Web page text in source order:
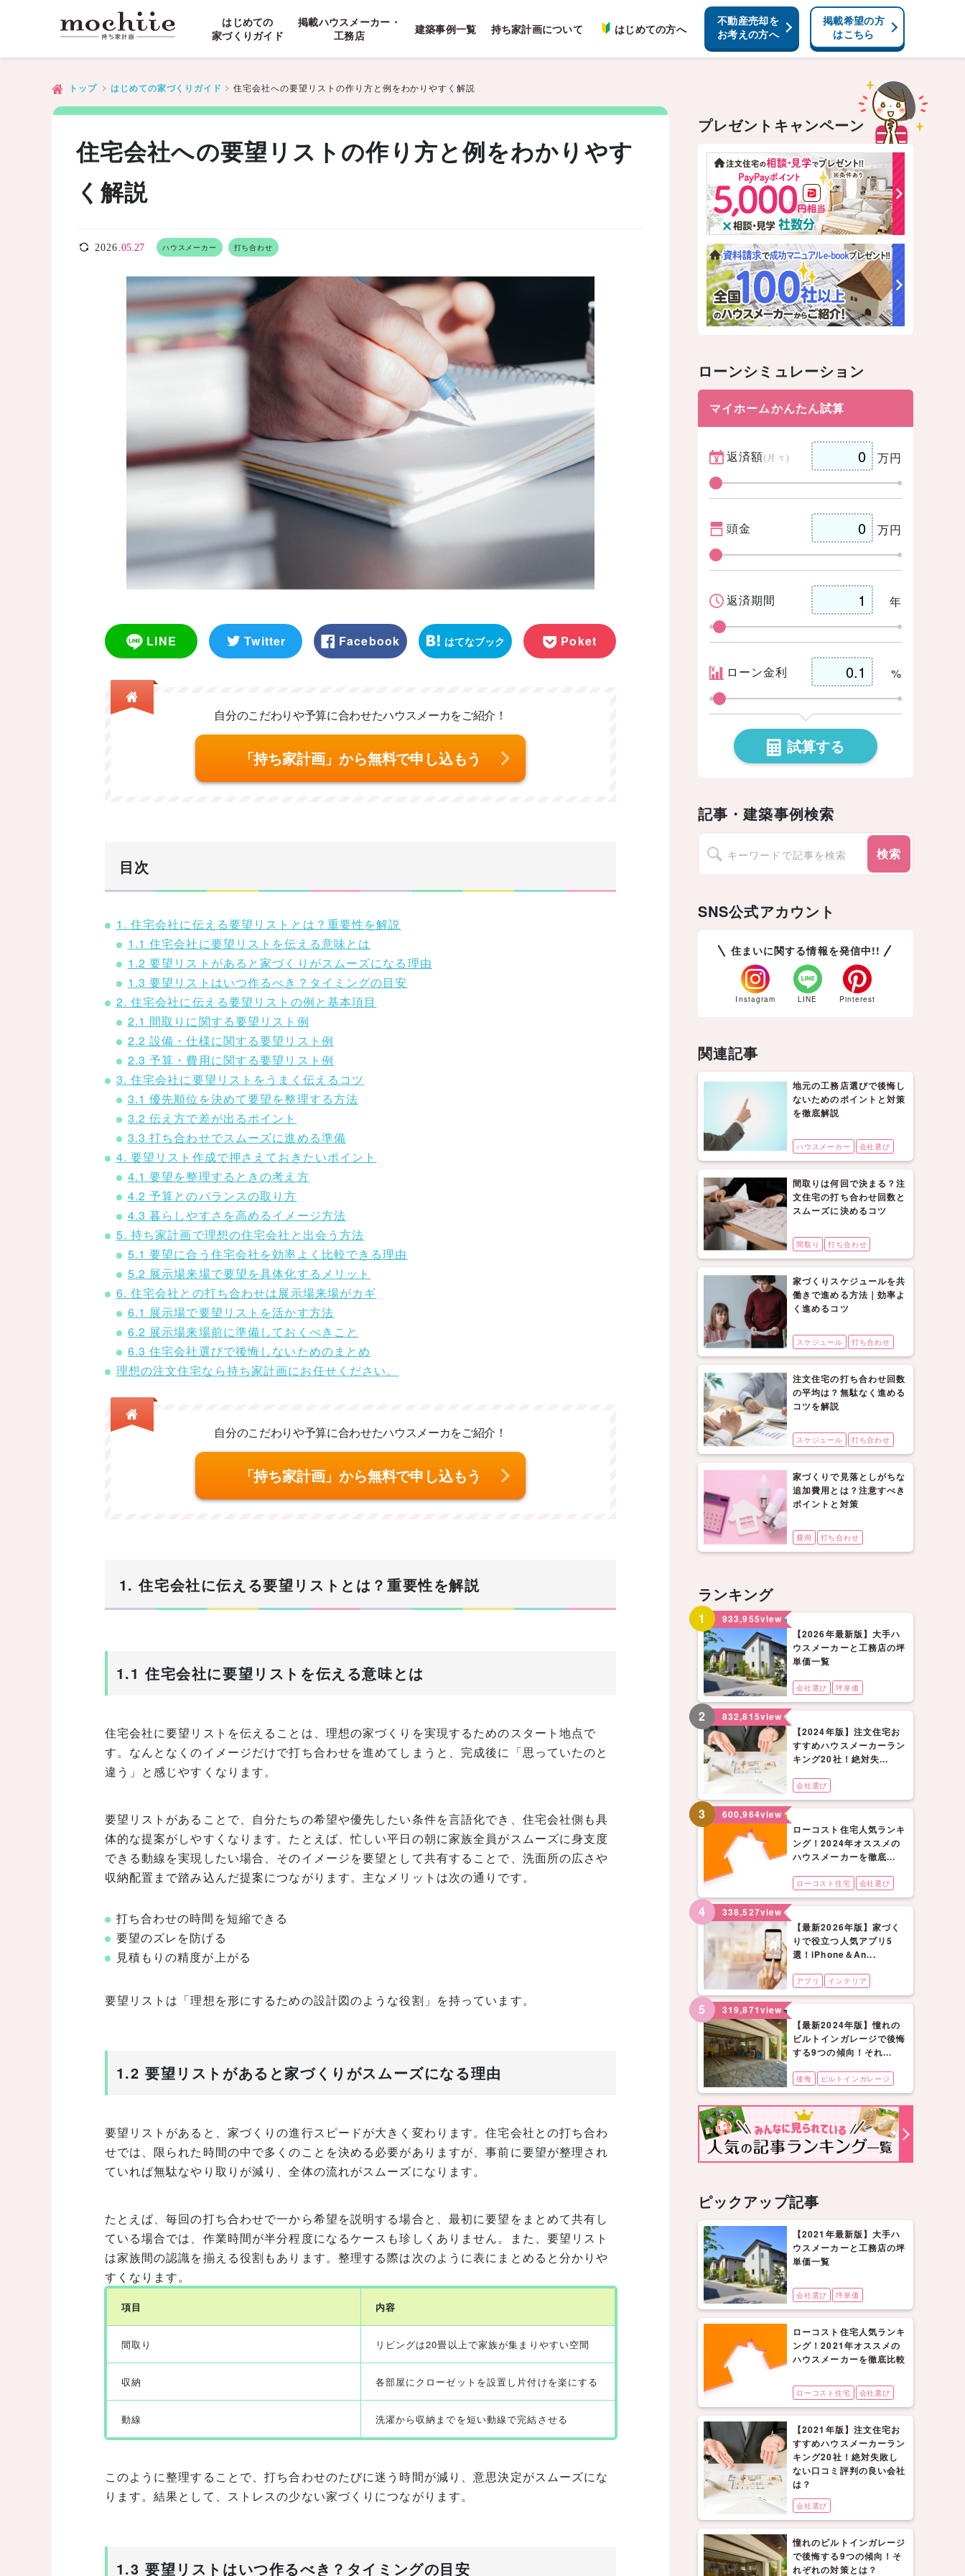
はじめての
家づくりガイド
掲載ハウスメーカー・
工務店
建築事例一覧 持ち家計画について はじめての方へ
不動産売却を
お考えの方へ
掲載希望の方
はこちら
トップ はじめての家づくりガイド 住宅会社への要望リストの作り方と例をわかりやすく解説
住宅会社への要望リストの作り方と例をわかりやす
く解説
2026.05.27 ハウスメーカー 打ち合わせ
LINE Twitter Facebook はてなブック Poket
自分のこだわりや予算に合わせたハウスメーカをご紹介！
「持ち家計画」から無料で申し込もう
目次
1. 住宅会社に伝える要望リストとは？重要性を解説
1.1 住宅会社に要望リストを伝える意味とは
1.2 要望リストがあると家づくりがスムーズになる理由
1.3 要望リストはいつ作るべき？タイミングの目安
2. 住宅会社に伝える要望リストの例と基本項目
2.1 間取りに関する要望リスト例
2.2 設備・仕様に関する要望リスト例
2.3 予算・費用に関する要望リスト例
3. 住宅会社に要望リストをうまく伝えるコツ
3.1 優先順位を決めて要望を整理する方法
3.2 伝え方で差が出るポイント
3.3 打ち合わせでスムーズに進める準備
4. 要望リスト作成で押さえておきたいポイント
4.1 要望を整理するときの考え方
4.2 予算とのバランスの取り方
4.3 暮らしやすさを高めるイメージ方法
5. 持ち家計画で理想の住宅会社と出会う方法
5.1 要望に合う住宅会社を効率よく比較できる理由
5.2 展示場来場で要望を具体化するメリット
6. 住宅会社との打ち合わせは展示場来場がカギ
6.1 展示場で要望リストを活かす方法
6.2 展示場来場前に準備しておくべきこと
6.3 住宅会社選びで後悔しないためのまとめ
理想の注文住宅なら持ち家計画にお任せください。
自分のこだわりや予算に合わせたハウスメーカをご紹介！
「持ち家計画」から無料で申し込もう
1. 住宅会社に伝える要望リストとは？重要性を解説
1.1 住宅会社に要望リストを伝える意味とは
住宅会社に要望リストを伝えることは、理想の家づくりを実現するためのスタート地点で
す。なんとなくのイメージだけで打ち合わせを進めてしまうと、完成後に「思っていたのと
違う」と感じやすくなります。
要望リストがあることで、自分たちの希望や優先したい条件を言語化でき、住宅会社側も具
体的な提案がしやすくなります。たとえば、忙しい平日の朝に家族全員がスムーズに身支度
できる動線を実現したい場合、そのイメージを要望として共有することで、洗面所の広さや
収納配置まで踏み込んだ提案につながります。主なメリットは次の通りです。
打ち合わせの時間を短縮できる
要望のズレを防げる
見積もりの精度が上がる
要望リストは「理想を形にするための設計図のような役割」を持っています。
1.2 要望リストがあると家づくりがスムーズになる理由
要望リストがあると、家づくりの進行スピードが大きく変わります。住宅会社との打ち合わ
せでは、限られた時間の中で多くのことを決める必要がありますが、事前に要望が整理され
ていれば無駄なやり取りが減り、全体の流れがスムーズになります。
たとえば、毎回の打ち合わせで一から希望を説明する場合と、最初に要望をまとめて共有し
ている場合では、作業時間が半分程度になるケースも珍しくありません。また、要望リスト
は家族間の認識を揃える役割もあります。整理する際は次のように表にまとめると分かりや
すくなります。
項目 内容
間取り リビングは20畳以上で家族が集まりやすい空間
収納 各部屋にクローゼットを設置し片付けを楽にする
動線 洗濯から収納までを短い動線で完結させる
このように整理することで、打ち合わせのたびに迷う時間が減り、意思決定がスムーズにな
ります。結果として、ストレスの少ない家づくりにつながります。
1.3 要望リストはいつ作るべき？タイミングの目安
プレゼントキャンペーン
ローンシミュレーション
マイホームかんたん試算
返済額(月々) 万円
頭金 万円
返済期間 年
ローン金利 %
試算する
記事・建築事例検索
検索
SNS公式アカウント
住まいに関する情報を発信中!!
Instagram LINE Pinterest
関連記事
地元の工務店選びで後悔し
ないためのポイントと対策
を徹底解説
ハウスメーカー 会社選び
間取りは何回で決まる？注
文住宅の打ち合わせ回数と
スムーズに決めるコツ
間取り 打ち合わせ
家づくりスケジュールを共
働きで進める方法｜効率よ
く進めるコツ
スケジュール 打ち合わせ
注文住宅の打ち合わせ回数
の平均は？無駄なく進める
コツを解説
スケジュール 打ち合わせ
家づくりで見落としがちな
追加費用とは？注意すべき
ポイントと対策
費用 打ち合わせ
ランキング
1 933,955view
【2026年最新版】大手ハ
ウスメーカーと工務店の坪
単価一覧
会社選び 坪単価
2 832,815view
【2024年版】注文住宅お
すすめハウスメーカーラン
キング20社！絶対失...
会社選び
3 600,964view
ローコスト住宅人気ランキ
ング！2024年オススメの
ハウスメーカーを徹底...
ローコスト住宅 会社選び
4 338,527view
【最新2026年版】家づく
りで役立つ人気アプリ5
選！iPhone＆An...
アプリ インテリア
5 319,871view
【最新2024年版】憧れの
ビルトインガレージで後悔
する9つの傾向！それ...
後悔 ビルトインガレージ
ピックアップ記事
【2021年最新版】大手ハ
ウスメーカーと工務店の坪
単価一覧
会社選び 坪単価
ローコスト住宅人気ランキ
ング！2021年オススメの
ハウスメーカーを徹底比較
ローコスト住宅 会社選び
【2021年版】注文住宅お
すすめハウスメーカーラン
キング20社！絶対失敗し
ない口コミ評判の良い会社
は？
会社選び
憧れのビルトインガレージ
で後悔する9つの傾向！そ
れぞれの対策とは？